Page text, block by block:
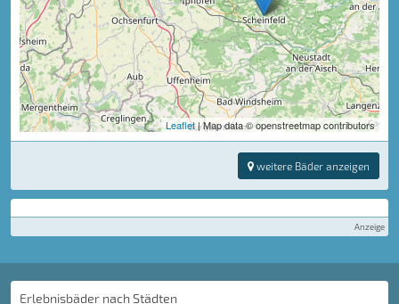
Leaflet| Map data © openstreetmap contributors
weitere Bäder anzeigen
Anzeige
Erlebnisbäder nach Städten